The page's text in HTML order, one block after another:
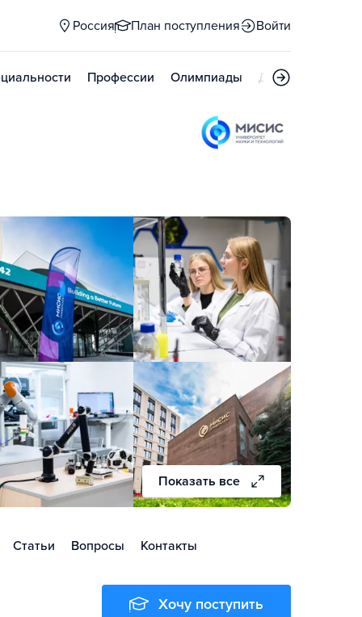
Россия План поступления Войти
Профессии Олимпиады Дни открытых
Показать все
Статьи Вопросы Контакты
Хочу поступить